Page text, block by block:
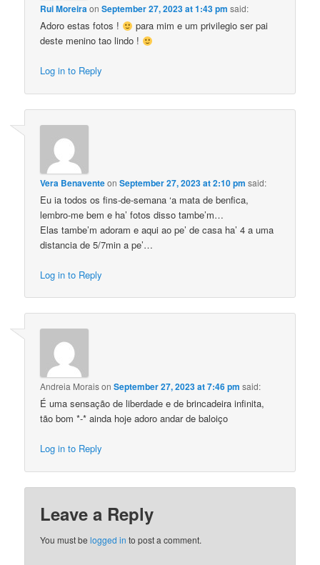
Rui MoreiraonSeptember 27, 2023 at 1:43 pm said:
Adoro estas fotos !
para mim e um privilegio ser pai
deste menino tao lindo !
Log in to Reply
Vera BenaventeonSeptember 27, 2023 at 2:10 pm said:
Eu ia todos os fins-de-semana ‘a mata de benfica,
lembro-me bem e ha’ fotos disso tambe’m…
Elas tambe’m adoram e aqui ao pe’ de casa ha’ 4 a uma
distancia de 5/7min a pe’…
Log in to Reply
Andreia MoraisonSeptember 27, 2023 at 7:46 pm said:
É uma sensação de liberdade e de brincadeira infinita,
tão bom *-* ainda hoje adoro andar de baloiço
Log in to Reply
Leave a Reply
You must belogged in to post a comment.